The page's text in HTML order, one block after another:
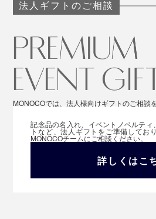
法人ギフトのご相談
MONOCOでは、法人様向けギフトのご相談
記念品の名入れ、イベントノベルテ
トなど、法人ギフトをご準備してお
MONOCOチームにご相談ください。
詳しくはこ